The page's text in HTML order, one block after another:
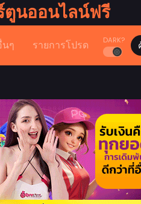
ตูนออนไลน์ฟรี
ๆ รายการโปรด DARK?